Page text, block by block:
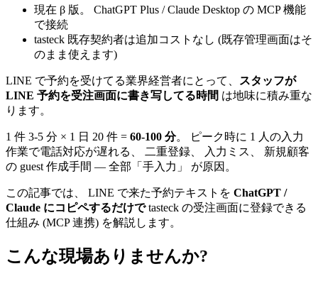
現在 β 版。 ChatGPT Plus / Claude Desktop の MCP 機能
で接続
tasteck 既存契約者は追加コストなし (既存管理画面はそ
のまま使えます)
LINE で予約を受けてる業界経営者にとって、
スタッフが
LINE 予約を受注画面に書き写してる時間 は地味に積み重な
ります。
1 件 3-5 分 × 1 日 20 件 = 60-100 分。 ピーク時に 1 人の入力
作業で電話対応が遅れる、 二重登録、 入力ミス、 新規顧客
の guest 作成手間 — 全部「手入力」 が原因。
この記事では、 LINE で来た予約テキストを ChatGPT /
Claude にコピペするだけでtasteck の受注画面に登録できる
仕組み (MCP 連携) を解説します。
こんな現場ありませんか?